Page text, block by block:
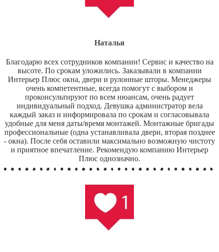
Наталья
Благодарю всех сотрудников компании! Сервис и качество на
высоте. По срокам уложились. Заказывали в компании
Интерьер Плюс окна, двери и рулонные шторы. Менеджеры
очень компетентные, всегда помогут с выбором и
проконсультируют по всем нюансам, очень радует
индивидуальный подход. Девушка администратор вела
каждый заказ и информировала по срокам и согласовывала
удобные для меня даты/время монтажей. Монтажные бригады
профессиональные (одна устанавливала двери, вторая позднее
- окна). После себя оставили максимально возможную чистоту
и приятное впечатление. Рекомендую компанию Интерьер
Плюс однозначно.